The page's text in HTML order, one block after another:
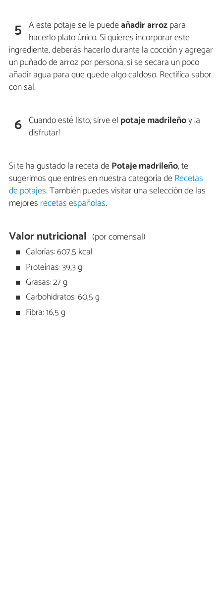
5 A este potaje se le puedeañadir arrozpara
hacerlo plato único. Si quieres incorporar este
ingrediente, deberás hacerlo durante la cocción y agregar
un puñado de arroz por persona, si se secara un poco
añadir agua para que quede algo caldoso. Rectifica sabor
con sal.
6 Cuando esté listo, sirve el potaje madrileñoy ¡a
disfrutar!
Si te ha gustado la receta dePotaje madrileño, te
sugerimos que entres en nuestra categoría deRecetas
de potajes. También puedes visitar una selección de las
mejores recetas españolas.
Valor nutricional (por comensal)
Calorías: 607,5 kcal
Proteínas: 39,3 g
Grasas: 27 g
Carbohidratos: 60,5 g
Fibra: 16,5 g